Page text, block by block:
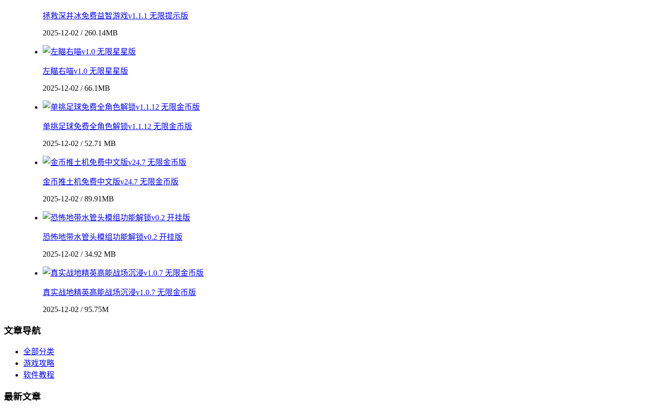
拯救深井冰免费益智游戏v1.1.1 无限提示版
2025-12-02 / 260.14MB
左瞄右喵v1.0 无限星星版
2025-12-02 / 66.1MB
单挑足球免费全角色解锁v1.1.12 无限金币版
2025-12-02 / 52.71 MB
金币推土机免费中文版v24.7 无限金币版
2025-12-02 / 89.91MB
恐怖地带水管头模组功能解锁v0.2 开挂版
2025-12-02 / 34.92 MB
真实战地精英高能战场沉浸v1.0.7 无限金币版
2025-12-02 / 95.75M
文章导航
全部分类
游戏攻略
软件教程
最新文章